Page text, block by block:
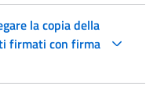
la copia della
firmati con firma